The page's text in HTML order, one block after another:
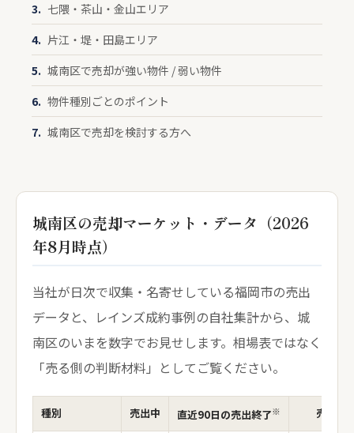
七隈・茶山・金山エリア
片江・堤・田島エリア
城南区で売却が強い物件 / 弱い物件
物件種別ごとのポイント
城南区で売却を検討する方へ
城南区の売却マーケット・データ（2026
年8月時点）
当社が日次で収集・名寄せしている福岡市の売出
データと、レインズ成約事例の自社集計から、城
南区のいまを数字でお見せします。相場表ではなく
「売る側の判断材料」としてご覧ください。
種別 売出中 直近90日の売出終了※ 売出価